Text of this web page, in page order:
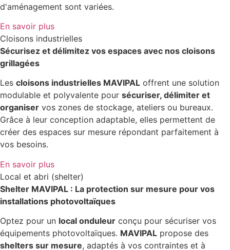
d'aménagement sont variées.
En savoir plus
Cloisons industrielles
Sécurisez et délimitez vos espaces avec nos cloisons
grillagées
Les cloisons industrielles MAVIPAL offrent une solution
modulable et polyvalente pour sécuriser, délimiter et
organiser vos zones de stockage, ateliers ou bureaux.
Grâce à leur conception adaptable, elles permettent de
créer des espaces sur mesure répondant parfaitement à
vos besoins.
En savoir plus
Local et abri (shelter)
Shelter MAVIPAL : La protection sur mesure pour vos
installations photovoltaïques
Optez pour un local onduleur conçu pour sécuriser vos
équipements photovoltaïques. MAVIPAL propose des
shelters sur mesure, adaptés à vos contraintes et à